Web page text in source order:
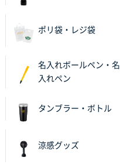
ポリ袋・レジ袋
名入れボールペン・名
入れペン
タンブラー・ボトル
涼感グッズ